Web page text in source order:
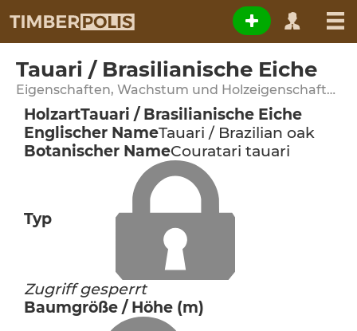
Tauari / Brasilianische Eiche
Eigenschaften, Wachstum und Holzeigenschaften
HolzartTauari / Brasilianische Eiche
Englischer NameTauari / Brazilian oak
Botanischer NameCouratari tauari
Typ
Zugriff gesperrt
Baumgröße / Höhe (m)